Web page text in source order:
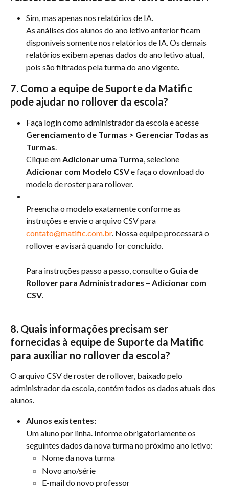
Sim, mas apenas nos relatórios de IA.
As análises dos alunos do ano letivo anterior ficam
disponíveis somente nos relatórios de IA. Os demais
relatórios exibem apenas dados do ano letivo atual,
pois são filtrados pela turma do ano vigente.
7. Como a equipe de Suporte da Matific
pode ajudar no rollover da escola?
Faça login como administrador da escola e acesse
Gerenciamento de Turmas > Gerenciar Todas as
Turmas.
Clique em Adicionar uma Turma, selecione
Adicionar com Modelo CSV e faça o download do
modelo de roster para rollover.
Preencha o modelo exatamente conforme as
instruções e envie o arquivo CSV para
contato@matific.com.br. Nossa equipe processará o
rollover e avisará quando for concluído.
Para instruções passo a passo, consulte o Guia de
Rollover para Administradores – Adicionar com
CSV.
8. Quais informações precisam ser
fornecidas à equipe de Suporte da Matific
para auxiliar no rollover da escola?
O arquivo CSV de roster de rollover, baixado pelo
administrador da escola, contém todos os dados atuais dos
alunos.
Alunos existentes:
Um aluno por linha. Informe obrigatoriamente os
seguintes dados da nova turma no próximo ano letivo:
Nome da nova turma
Novo ano/série
E-mail do novo professor